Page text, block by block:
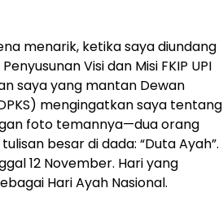
menarik, ketika saya diundang
Visi dan Misi FKIP UPI
saya yang mantan Dewan
mengingatkan saya tentang
foto temannya—dua orang
besar di dada: “Duta Ayah”.
12 November. Hari yang
Hari Ayah Nasional.